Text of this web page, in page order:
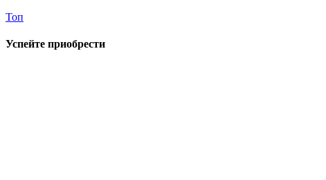
Топ
Успейте приобрести